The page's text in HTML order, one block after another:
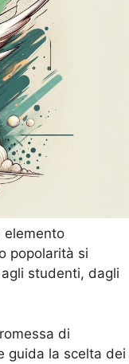
elemento
popolarità si
studenti, dagli
di
guida la scelta dei